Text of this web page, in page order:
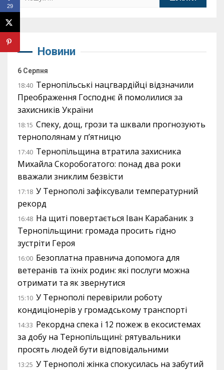
Новини
6 Серпня
18:40 Тернопільські нацгвардійці відзначили
Преображення Господнє й помолилися за
захисників України
18:15 Спеку, дощ, грози та шквали прогнозують
тернополянам у п’ятницю
17:40 Тернопільщина втратила захисника
Михайла Скоробогатого: понад два роки
вважали зниклим безвісти
17:18 У Тернополі зафіксували температурний
рекорд
16:48 На щиті повертається Іван Карабаник з
Тернопільщини: громада просить гідно
зустріти Героя
16:00 Безоплатна правнича допомога для
ветеранів та їхніх родин: які послуги можна
отримати та як звернутися
15:10 У Тернополі перевірили роботу
кондиціонерів у громадському транспорті
14:33 Рекордна спека і 12 пожеж в екосистемах
за добу на Тернопільщині: рятувальники
просять людей бути відповідальними
13:25 У Тернополі жінка спокусилась на забутий
29